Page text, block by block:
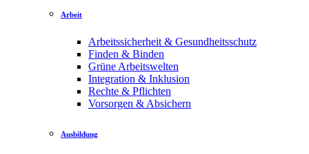
Arbeit
Arbeitssicherheit & Gesundheitsschutz
Finden & Binden
Grüne Arbeitswelten
Integration & Inklusion
Rechte & Pflichten
Vorsorgen & Absichern
Ausbildung